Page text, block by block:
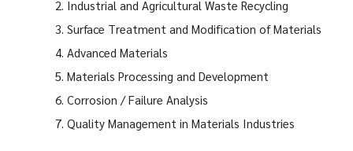
Industrial and Agricultural Waste Recycling
Surface Treatment and Modification of Materials
Advanced Materials
Materials Processing and Development
Corrosion / Failure Analysis
Quality Management in Materials Industries